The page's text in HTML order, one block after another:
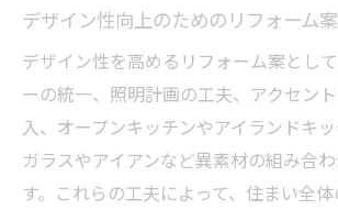
デザイン性向上のためのリフォーム案
デザイン性を高めるリフォーム案とし
ーの統一、照明計画の工夫、アクセン
入、オープンキッチンやアイランドキッ
ガラスやアイアンなど異素材の組み合
す。これらの工夫によって、住まい全